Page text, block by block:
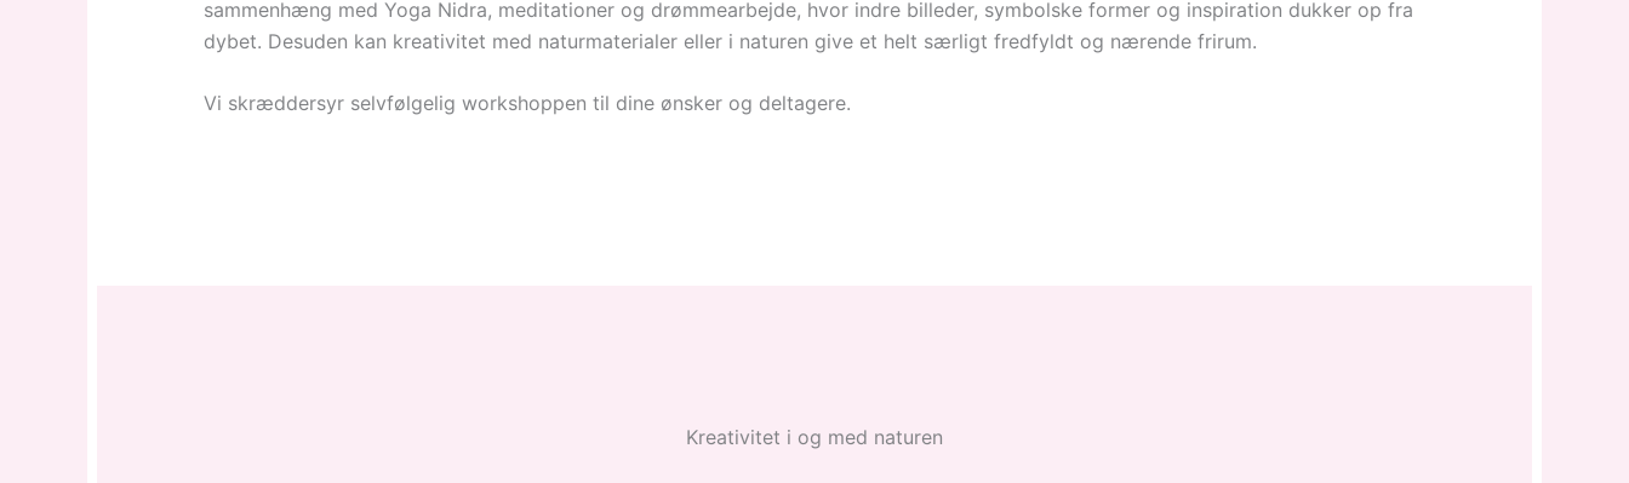
sammenhæng med Yoga Nidra, meditationer og drømmearbejde, hvor indre billeder, symbolske former og inspiration dukker op fra
dybet. Desuden kan kreativitet med naturmaterialer eller i naturen give et helt særligt fredfyldt og nærende frirum.
Vi skræddersyr selvfølgelig workshoppen til dine ønsker og deltagere.
Kreativitet i og med naturen